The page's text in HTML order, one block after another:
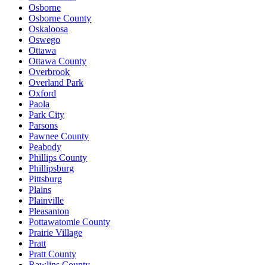
Osborne
Osborne County
Oskaloosa
Oswego
Ottawa
Ottawa County
Overbrook
Overland Park
Oxford
Paola
Park City
Parsons
Pawnee County
Peabody
Phillips County
Phillipsburg
Pittsburg
Plains
Plainville
Pleasanton
Pottawatomie County
Prairie Village
Pratt
Pratt County